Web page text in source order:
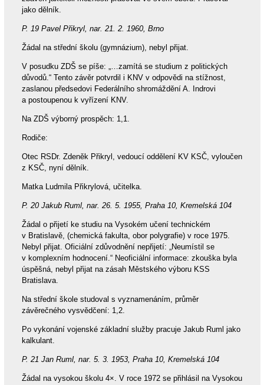
jako dělník.
P. 19 Pavel Přikryl, nar. 21. 2. 1960, Brno
Žádal na střední školu (gymnázium), nebyl přijat.
V posudku ZDŠ se píše: „…zamítá se studium z politických
důvodů.“ Tento závěr potvrdil i KNV v odpovědi na stížnost,
zaslanou předsedovi Federálního shromáždění A. Indrovi
a postoupenou k vyřízení KNV.
Na ZDŠ výborný prospěch: 1,1.
Rodiče:
Otec RSDr. Zdeněk Přikryl, vedoucí oddělení KV KSČ, vyloučen
z KSČ, nyní dělník.
Matka Ludmila Přikrylová, učitelka.
P. 20 Jakub Ruml, nar. 26. 5. 1955, Praha 10, Kremelská 104
Žádal o přijetí ke studiu na Vysokém učení technickém
v Bratislavě, (chemická fakulta, obor polygrafie) v roce 1975.
Nebyl přijat. Oficiální zdůvodnění nepřijetí: „Neumístil se
v komplexním hodnocení.“ Neoficiální informace: zkouška byla
úspěšná, nebyl přijat na zásah Městského výboru KSS
Bratislava.
Na střední škole studoval s vyznamenáním, průměr
závěrečného vysvědčení: 1,2.
Po vykonání vojenské základní služby pracuje Jakub Ruml jako
kalkulant.
P. 21 Jan Ruml, nar. 5. 3. 1953, Praha 10, Kremelská 104
Žádal na vysokou školu 4×. V roce 1972 se přihlásil na Vysokou